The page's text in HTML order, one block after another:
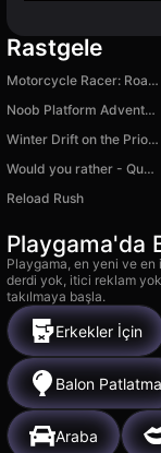
Rastgele
Motorcycle Racer: Road Mayhem
Noob Platform Adventure
Winter Drift on the Priora
Would you rather - Questions for couples
Reload Rush
Playgama'da
Playgama, en yeni ve en
derdi yok, itici reklam
takılmaya başla.
Erkekler İçin
Balon Patlatma
Araba